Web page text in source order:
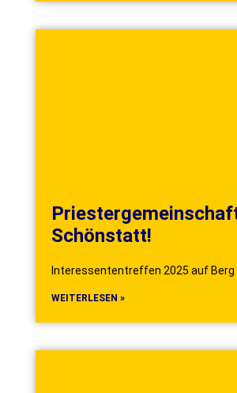
Schönstatt!
Interessententreffen 2025 auf Berg
WEITERLESEN »